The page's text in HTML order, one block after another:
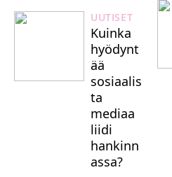
UUTISET
Kuinka
hyödynt
ää
sosiaalis
ta
mediaa
liidi
hankinn
assa?